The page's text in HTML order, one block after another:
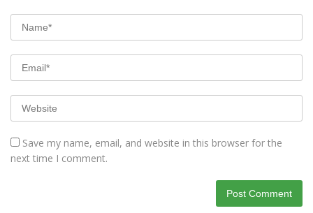
Save my name, email, and website in this browser for the
next time I comment.